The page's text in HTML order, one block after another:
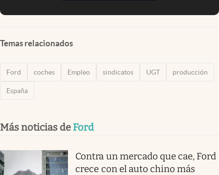
Temas relacionados
Ford coches Empleo sindicatos UGT producción
España
Más noticias de Ford
Contra un mercado que cae, Ford
crece con el auto chino más